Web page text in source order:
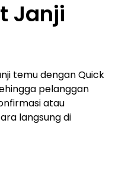
Janji
temu dengan Quick
pelanggan
atau
langsung di